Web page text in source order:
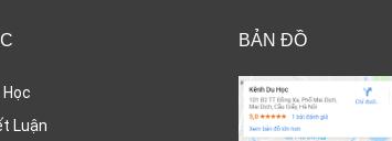
Luận
BẢN ĐỒ